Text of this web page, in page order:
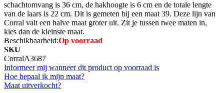
schachtomvang is 36 cm, de hakhoogte is 6 cm en de totale lengte
van de laars is 22 cm. Dit is gemeten bij een maat 39. Deze lijn van
Corral valt een halve maat groter uit. Zit je tussen twee maten in,
kies dan de kleinste maat.
Beschikbaarheid:Op voorraad
SKU
CorralA3687
Informeer mij wanneer dit product op voorraad is
Hoe bepaal ik mijn maat?
Maat uitverkocht?